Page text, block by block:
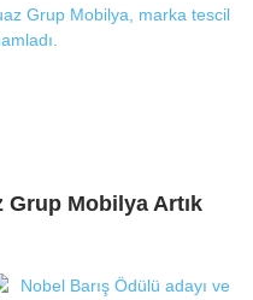
Grup Mobilya Artık